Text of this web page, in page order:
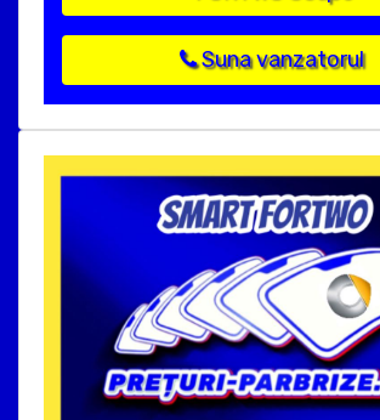
Suna vanzatorul